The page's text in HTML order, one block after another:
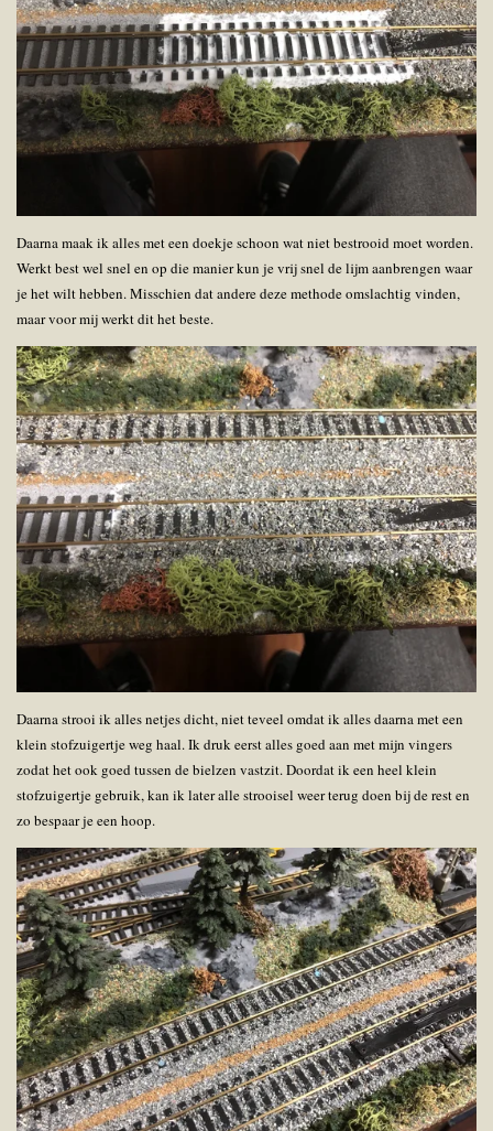
Daarna maak ik alles met een doekje schoon wat niet bestrooid moet worden.
Werkt best wel snel en op die manier kun je vrij snel de lijm aanbrengen waar
je het wilt hebben. Misschien dat andere deze methode omslachtig vinden,
maar voor mij werkt dit het beste.
Daarna strooi ik alles netjes dicht, niet teveel omdat ik alles daarna met een
klein stofzuigertje weg haal. Ik druk eerst alles goed aan met mijn vingers
zodat het ook goed tussen de bielzen vastzit. Doordat ik een heel klein
stofzuigertje gebruik, kan ik later alle strooisel weer terug doen bij de rest en
zo bespaar je een hoop.